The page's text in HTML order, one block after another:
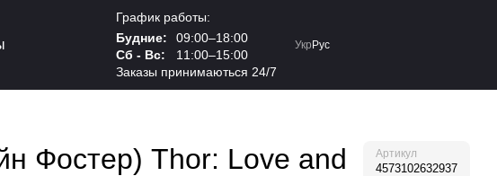
График работы:
Будние:
09:00–18:00
Сб - Вс:
11:00–15:00
Заказы принимаються 24/7
Укр Рус
Фостер) Thor: Love and
Артикул
4573102632937